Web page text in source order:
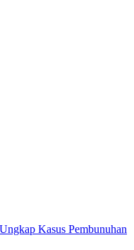
Kasus Pembunuhan